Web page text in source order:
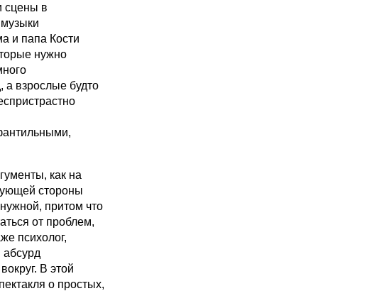
сцены в
и папа Кости
нужно
а взрослые будто
как на
стороны
притом что
от проблем,
психолог,
В этой
о простых,